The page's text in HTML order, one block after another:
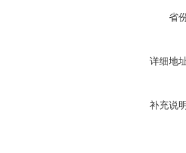
省
详细地
补充说